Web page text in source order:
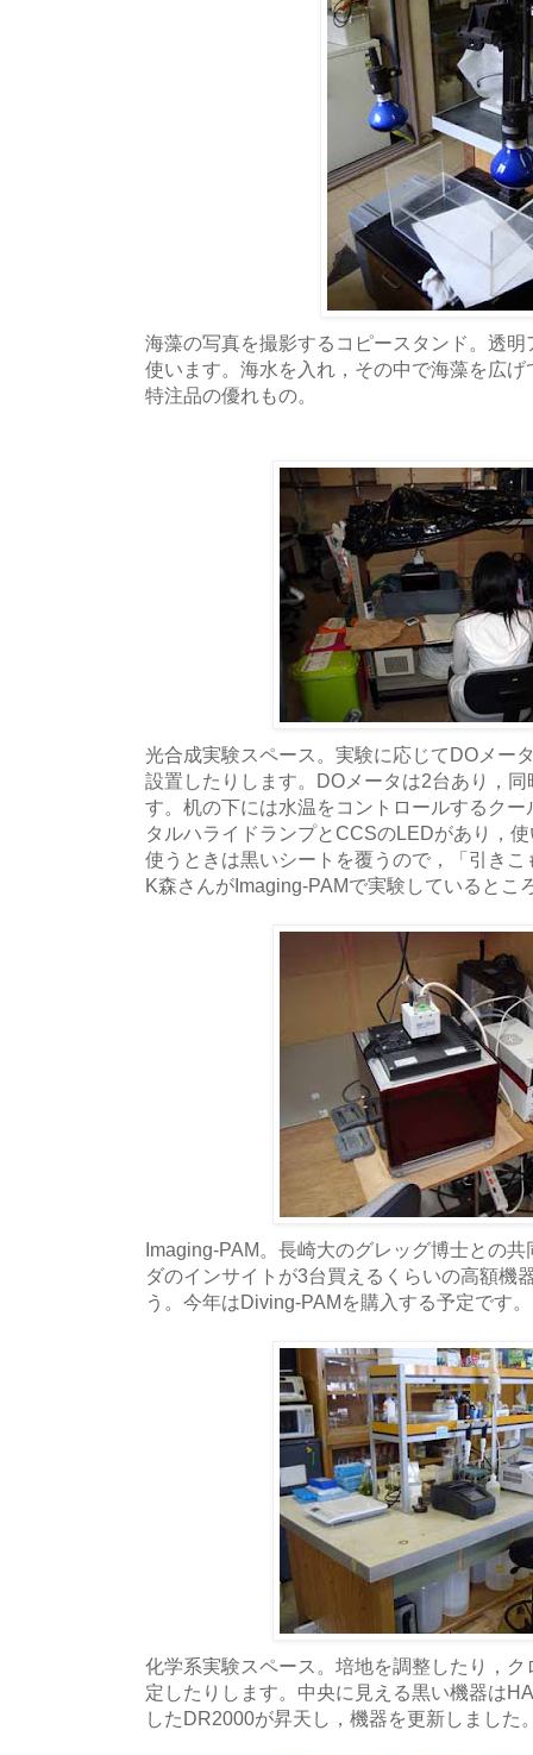
海藻の写真を撮影するコピースタンド。透
使います。海水を入れ，その中で海藻を広
特注品の優れもの。
光合成実験スペース。実験に応じてDOメー
設置したりします。DOメータは2台あり，
す。机の下には水温をコントロールするク
タルハライドランプとCCSのLEDがあり，
使うときは黒いシートを覆うので，「引き
K森さんがImaging-PAMで実験しているとこ
Imaging-PAM。長崎大のグレッグ博士との
ダのインサイトが3台買えるくらいの高額機
う。今年はDiving-PAMを購入する予定です。
化学系実験スペース。培地を調整したり，
定したりします。中央に見える黒い機器は
したDR2000が昇天し，機器を更新しました